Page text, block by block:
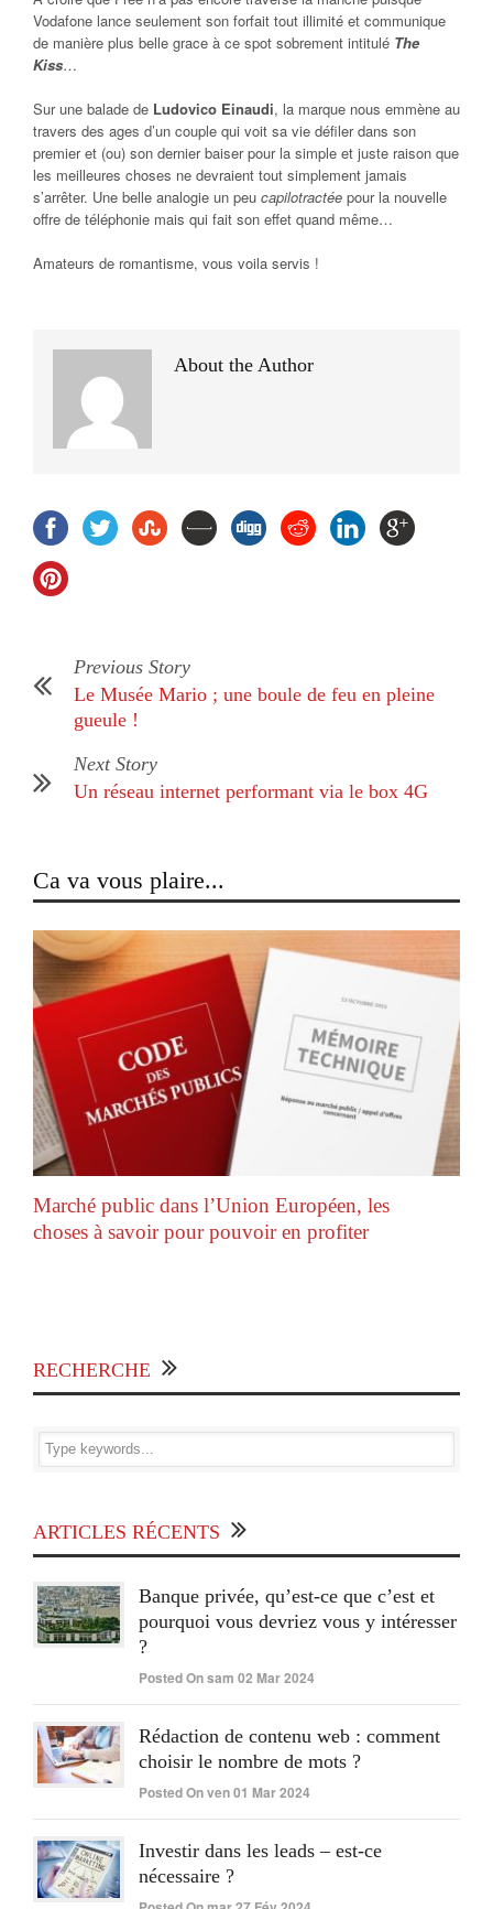
Vodafone lance seulement son forfait tout illimité et communique
de manière plus belle grace à ce spot sobrement intitulé The
Kiss…
Sur une balade de Ludovico Einaudi, la marque nous emmène au
travers des ages d’un couple qui voit sa vie défiler dans son
premier et (ou) son dernier baiser pour la simple et juste raison que
les meilleures choses ne devraient tout simplement jamais
s’arrêter. Une belle analogie un peu capilotractée pour la nouvelle
offre de téléphonie mais qui fait son effet quand même…
Amateurs de romantisme, vous voila servis !
About the Author
Previous Story
Le Musée Mario ; une boule de feu en pleine
gueule !
Next Story
Un réseau internet performant via le box 4G
Ca va vous plaire...
Marché public dans l’Union Européen, les
choses à savoir pour pouvoir en profiter
RECHERCHE
ARTICLES RÉCENTS
Banque privée, qu’est-ce que c’est et
pourquoi vous devriez vous y intéresser
?
Posted On sam 02 Mar 2024
Rédaction de contenu web : comment
choisir le nombre de mots ?
Posted On ven 01 Mar 2024
Investir dans les leads – est-ce
nécessaire ?